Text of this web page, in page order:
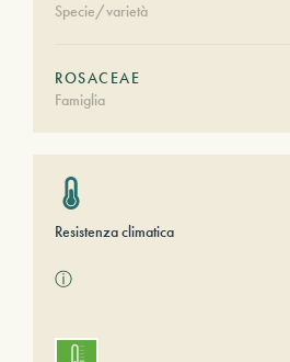
Specie/varietà
ROSACEAE
Famiglia
Resistenza climatica
ⓘ